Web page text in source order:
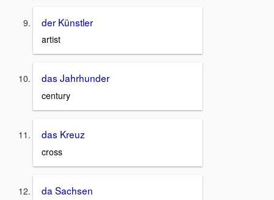
der Künstler
artist
das Jahrhunder
century
das Kreuz
cross
da Sachsen